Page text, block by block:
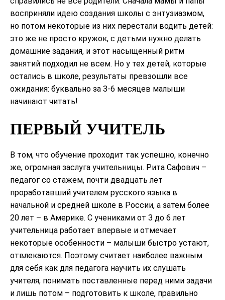
восприняли идею создания школы с энтузиазмом,
но потом некоторые из них перестали водить детей:
это же не просто кружок, с детьми нужно делать
домашние задания, и этот насыщенный ритм
занятий подходил не всем. Но у тех детей, которые
остались в школе, результаты превзошли все
ожидания: буквально за 3-6 месяцев малыши
начинают читать!
ПЕРВЫЙ УЧИТЕЛЬ
В том, что обучение проходит так успешно, конечно
же, огромная заслуга учительницы. Рита Сафович –
педагог со стажем, почти двадцать лет
проработавший учителем русского языка в
начальной и средней школе в России, а затем более
20 лет – в Америке. С учениками от 3 до 6 лет
учительница работает впервые и отмечает
некоторые особенности – малыши быстро устают,
отвлекаются. Поэтому считает наиболее важным
для себя как для педагога научить их слушать
учителя, понимать поставленные перед ними задачи
и лишь потом – подготовить к школе, правильно